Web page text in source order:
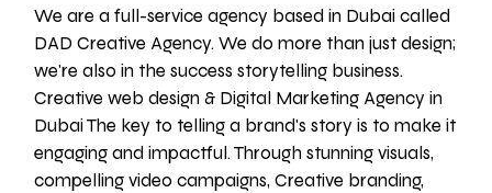
We are a full-service agency based in Dubai called
DAD Creative Agency. We do more than just design;
we're also in the success storytelling business.
Creative web design & Digital Marketing Agency in
Dubai The key to telling a brand's story is to make it
engaging and impactful. Through stunning visuals,
compelling video campaigns, Creative branding,